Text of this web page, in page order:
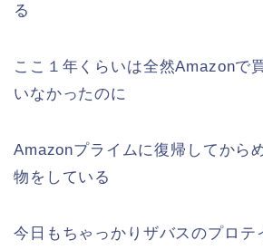
る
ここ１年くらいは全然Amazonで
いなかったのに
Amazonプライムに復帰してから
物をしている
今日もちゃっかりザバスのプロテ